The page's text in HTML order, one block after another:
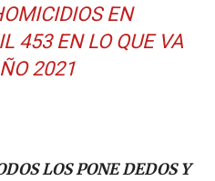
EN
453 EN LO QUE VA
2021
LOS PONE DEDOS Y